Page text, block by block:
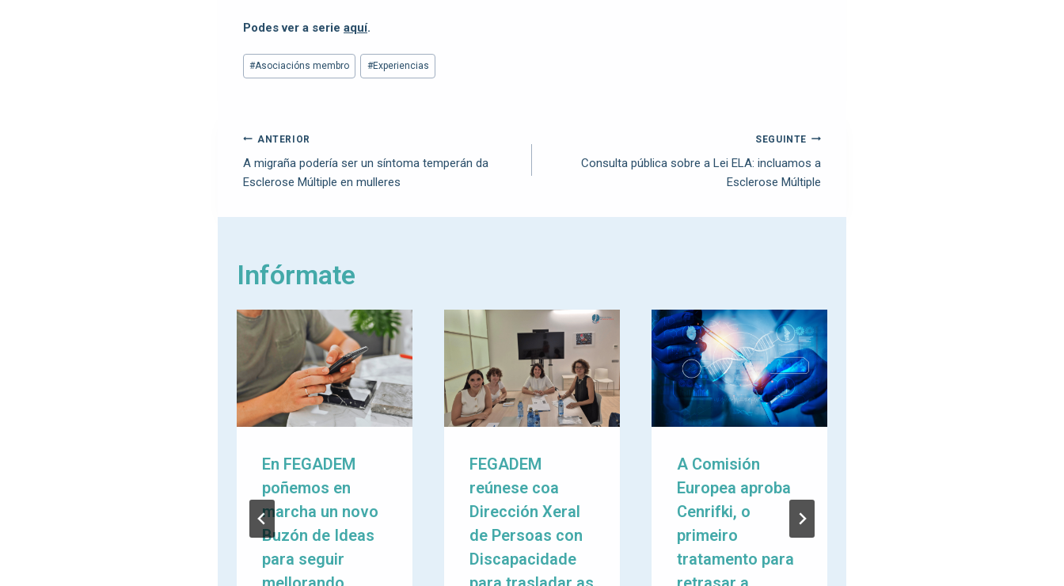
Podes ver a serie aquí.
#Asociacións membro #Experiencias
ANTERIOR
A migraña podería ser un síntoma temperán da
Esclerose Múltiple en mulleres
SEGUINTE
Consulta pública sobre a Lei ELA: incluamos a
Esclerose Múltiple
Infórmate
En FEGADEM
poñemos en
marcha un novo
Buzón de Ideas
para seguir
FEGADEM
reúnese coa
Dirección Xeral
de Persoas con
Discapacidade
A Comisión
Europea aproba
Cenrifki, o
primeiro
tratamento para